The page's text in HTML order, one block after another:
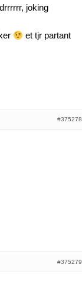
joking
et tjr partant
#375278
#375279